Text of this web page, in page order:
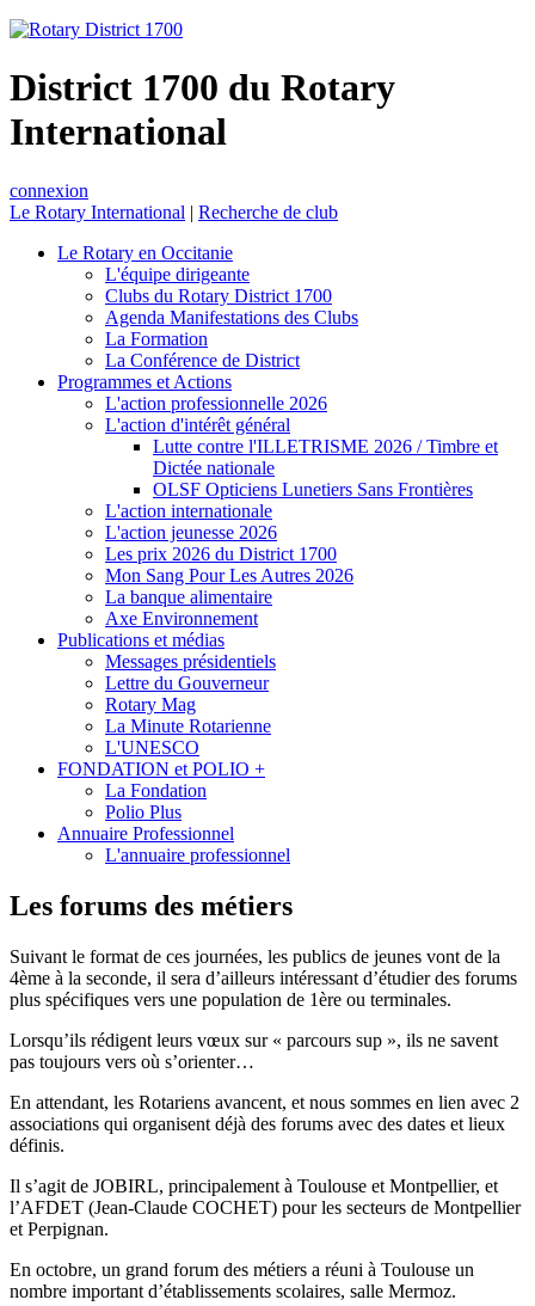
District 1700 du Rotary
International
connexion
Le Rotary International | Recherche de club
Le Rotary en Occitanie
L'équipe dirigeante
Clubs du Rotary District 1700
Agenda Manifestations des Clubs
La Formation
La Conférence de District
Programmes et Actions
L'action professionnelle 2026
L'action d'intérêt général
Lutte contre l'ILLETRISME 2026 / Timbre et
Dictée nationale
OLSF Opticiens Lunetiers Sans Frontières
L'action internationale
L'action jeunesse 2026
Les prix 2026 du District 1700
Mon Sang Pour Les Autres 2026
La banque alimentaire
Axe Environnement
Publications et médias
Messages présidentiels
Lettre du Gouverneur
Rotary Mag
La Minute Rotarienne
L'UNESCO
FONDATION et POLIO +
La Fondation
Polio Plus
Annuaire Professionnel
L'annuaire professionnel
Les forums des métiers
Suivant le format de ces journées, les publics de jeunes vont de la
4ème à la seconde, il sera d’ailleurs intéressant d’étudier des forums
plus spécifiques vers une population de 1ère ou terminales.
Lorsqu’ils rédigent leurs vœux sur « parcours sup », ils ne savent
pas toujours vers où s’orienter…
En attendant, les Rotariens avancent, et nous sommes en lien avec 2
associations qui organisent déjà des forums avec des dates et lieux
définis.
Il s’agit de JOBIRL, principalement à Toulouse et Montpellier, et
l’AFDET (Jean-Claude COCHET) pour les secteurs de Montpellier
et Perpignan.
En octobre, un grand forum des métiers a réuni à Toulouse un
nombre important d’établissements scolaires, salle Mermoz.